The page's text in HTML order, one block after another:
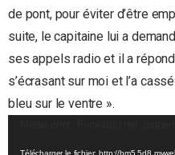
de pont, pour éviter d’être
suite, le capitaine lui a
ses appels radio et il a
s’écrasant sur moi et l’a
bleu sur le ventre ».
vidéo
Télécharger le fichier: http://